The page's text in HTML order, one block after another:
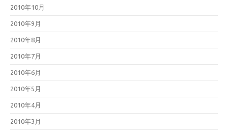
2010年10月
2010年9月
2010年8月
2010年7月
2010年6月
2010年5月
2010年4月
2010年3月